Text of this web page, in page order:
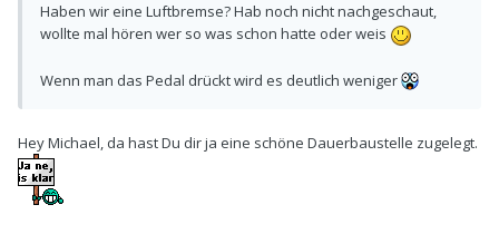
Haben wir eine Luftbremse? Hab noch nicht nachgeschaut,
wollte mal hören wer so was schon hatte oder weis
Wenn man das Pedal drückt wird es deutlich weniger
Hey Michael, da hast Du dir ja eine schöne Dauerbaustelle zugelegt.